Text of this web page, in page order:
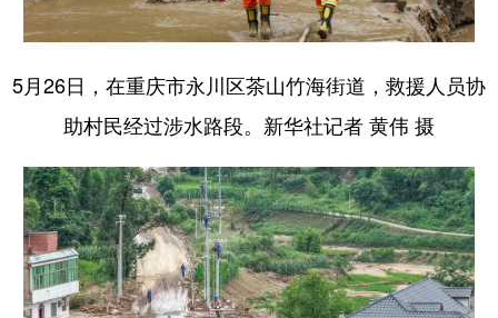
5月26日，在重庆市永川区茶山竹海街道，救援人员协
助村民经过涉水路段。新华社记者 黄伟 摄